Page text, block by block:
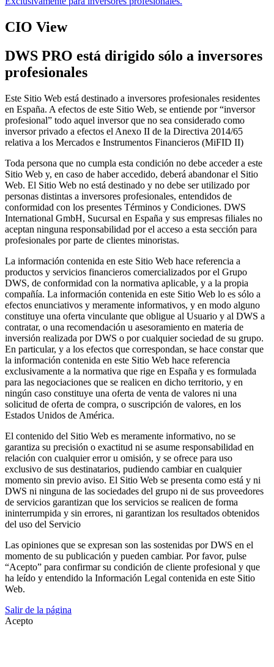
CIO View
DWS PRO está dirigido sólo a inversores
profesionales
Este Sitio Web está destinado a inversores profesionales residentes
en España. A efectos de este Sitio Web, se entiende por “inversor
profesional” todo aquel inversor que no sea considerado como
inversor privado a efectos el Anexo II de la Directiva 2014/65
relativa a los Mercados e Instrumentos Financieros (MiFID II)
Toda persona que no cumpla esta condición no debe acceder a este
Sitio Web y, en caso de haber accedido, deberá abandonar el Sitio
Web. El Sitio Web no está destinado y no debe ser utilizado por
personas distintas a inversores profesionales, entendidos de
conformidad con los presentes Términos y Condiciones. DWS
International GmbH, Sucursal en España y sus empresas filiales no
aceptan ninguna responsabilidad por el acceso a esta sección para
profesionales por parte de clientes minoristas.
La información contenida en este Sitio Web hace referencia a
productos y servicios financieros comercializados por el Grupo
DWS, de conformidad con la normativa aplicable, y a la propia
compañía. La información contenida en este Sitio Web lo es sólo a
efectos enunciativos y meramente informativos, y en modo alguno
constituye una oferta vinculante que obligue al Usuario y al DWS a
contratar, o una recomendación u asesoramiento en materia de
inversión realizada por DWS o por cualquier sociedad de su grupo.
En particular, y a los efectos que correspondan, se hace constar que
la información contenida en este Sitio Web hace referencia
exclusivamente a la normativa que rige en España y es formulada
para las negociaciones que se realicen en dicho territorio, y en
ningún caso constituye una oferta de venta de valores ni una
solicitud de oferta de compra, o suscripción de valores, en los
Estados Unidos de América.
El contenido del Sitio Web es meramente informativo, no se
garantiza su precisión o exactitud ni se asume responsabilidad en
relación con cualquier error u omisión, y se ofrece para uso
exclusivo de sus destinatarios, pudiendo cambiar en cualquier
momento sin previo aviso. El Sitio Web se presenta como está y ni
DWS ni ninguna de las sociedades del grupo ni de sus proveedores
de servicios garantizan que los servicios se realicen de forma
ininterrumpida y sin errores, ni garantizan los resultados obtenidos
del uso del Servicio
Las opiniones que se expresan son las sostenidas por DWS en el
momento de su publicación y pueden cambiar. Por favor, pulse
“Acepto” para confirmar su condición de cliente profesional y que
ha leído y entendido la Información Legal contenida en este Sitio
Web.
Salir de la página
Acepto